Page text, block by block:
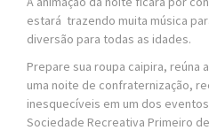
estará trazendo muita música
diversão para todas as idades.
Prepare sua roupa caipira, reúna
uma noite de confraternização,
inesquecíveis em um dos
Sociedade Recreativa Primeiro